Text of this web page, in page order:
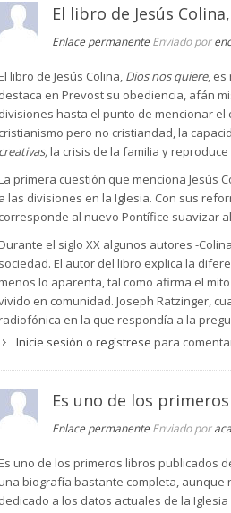
El libro de Jesús Colina,
Enlace permanente Enviado porenc
libro de Jesús Colina, Dios nos quiere, es
destaca en Prevost su obediencia, afán
divisiones hasta el punto de mencionar
cristianismo pero no cristiandad, la
creativas,la crisis de la familia y
primera cuestión que menciona Jesús
a las divisiones en la Iglesia. Con sus
corresponde al nuevo Pontífice suavizar
el siglo XX algunos autores -
sociedad. El autor del libro explica la
lo aparenta, tal como afirma el
en comunidad. Joseph Ratzinger,
en la que respondía a la
e incluso perseguida, que habría perdido
hablaba de las
crisis de civilización y cuya respuesta
en la que utiliza ese concepto. En
han reunido la preparación
maldad; pero esos pocos han llenado de
Agentes de la maldad es una expresión
Inicie sesión o regístrese para
Es uno de los
Enlace permanente Enviado por
uno de los primeros libros publicados
biografía bastante completa, aunque
dedicado a los datos actuales de la